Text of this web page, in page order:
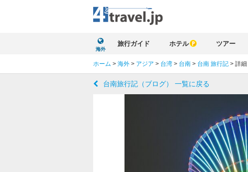
海外
旅行ガイド ホテル ツアー
ホーム > 海外 > アジア > 台湾 > 台南 > 台南 旅行記 > 詳細
台南旅行記（ブログ） 一覧に戻る